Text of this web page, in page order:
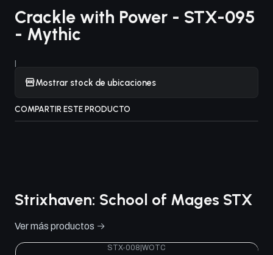
Crackle with Power - STX-095
- Mythic
|
Mostrar stock de ubicaciones
COMPARTIR ESTE PRODUCTO
Strixhaven: School of Mages STX
Ver más productos
STX-008 WOTC